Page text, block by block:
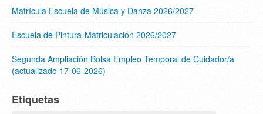
Matrícula Escuela de Música y Danza 2026/2027
Escuela de Pintura-Matriculación 2026/2027
Segunda Ampliación Bolsa Empleo Temporal de Cuidador/a
(actualizado 17-06-2026)
Etiquetas